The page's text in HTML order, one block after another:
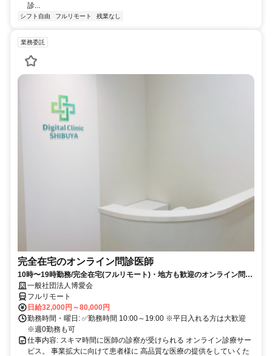
診...
シフト自由 フルリモート 残業なし
業務委託
完全在宅のオンライン問診医師
10時〜19時勤務/完全在宅(フルリモート)・地方も歓迎のオンライン問診
業務一般社団法人博愛会
フルリモート
日給32,000円～80,000円
勤務時間・曜日: ✅勤務時間 10:00～19:00 ※平日入れる方は大歓迎
※週0勤務も可
仕事内容: スキマ時間に医師の診察が受けられる オンライン診療サー
ビス。 事業拡大に向けて患者様に 高品質な医療の提供をしていくた